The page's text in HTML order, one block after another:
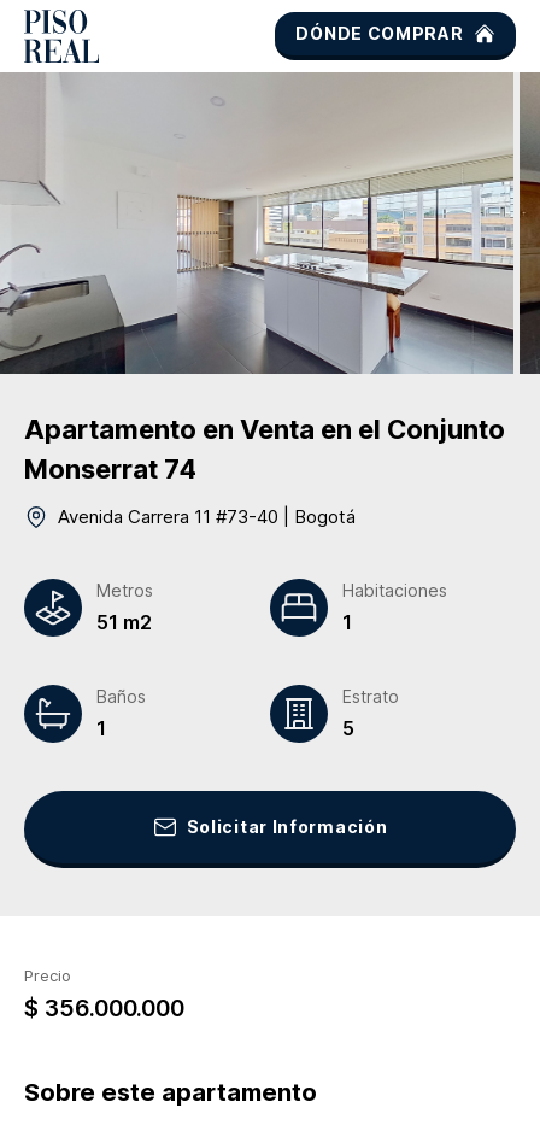
DÓNDE COMPRAR
Apartamento en Venta en el Conjunto
Monserrat 74
Avenida Carrera 11 #73-40 Bogotá
Metros
51 m2
Habitaciones
1
Baños
1
Estrato
5
Solicitar Información
Precio
$ 356.000.000
Sobre este apartamento